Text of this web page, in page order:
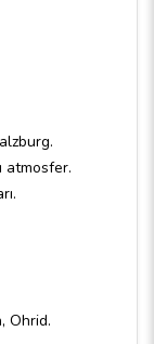
atmosfer.
Ohrid.